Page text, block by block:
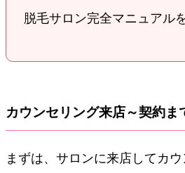
脱毛サロン完全マニュアル
カウンセリング来店～契約ま
まずは、サロンに来店してカ